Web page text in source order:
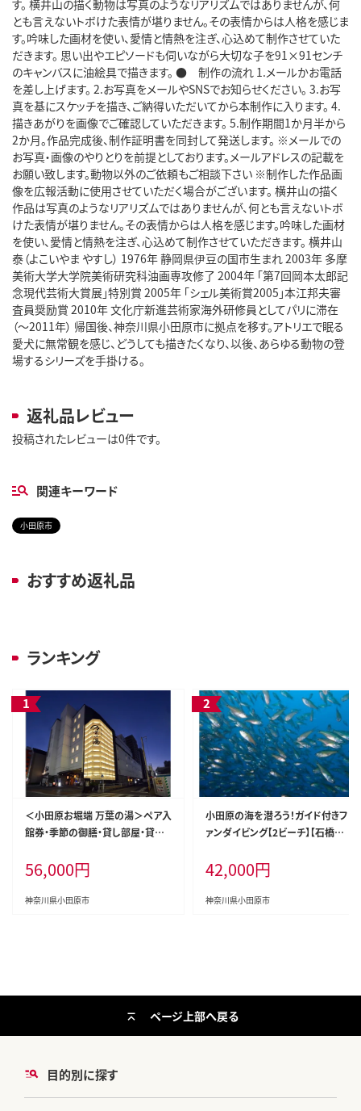
す。 横井山の描く動物は写真のようなリアリズムではありませんが、何
とも言えないトボけた表情が堪りません。その表情からは人格を感じま
す。吟味した画材を使い、愛情と情熱を注ぎ、心込めて制作させていた
だきます。 思い出やエピソードも伺いながら大切な子を91×91センチ
のキャンバスに油絵具で描きます。 ● 制作の流れ 1.メールかお電話
を差し上げます。 2.お写真をメールやSNSでお知らせください。 3.お写
真を基にスケッチを描き、ご納得いただいてから本制作に入ります。 4.
描きあがりを画像でご確認していただきます。 5.制作期間1か月半から
2か月。作品完成後、制作証明書を同封して発送します。 ※メールでの
お写真・画像のやりとりを前提としております。メールアドレスの記載を
お願い致します。動物以外のご依頼もご相談下さい ※制作した作品画
像を広報活動に使用させていただく場合がございます。 横井山の描く
作品は写真のようなリアリズムではありませんが、何とも言えないトボ
けた表情が堪りません。その表情からは人格を感じます。吟味した画材
を使い、愛情と情熱を注ぎ、心込めて制作させていただきます。 横井山
泰（よこいやま やすし） 1976年 静岡県伊豆の国市生まれ 2003年 多摩
美術大学大学院美術研究科油画専攻修了 2004年 「第7回岡本太郎記
念現代芸術大賞展」特別賞 2005年 「シェル美術賞2005」本江邦夫審
査員奨励賞 2010年 文化庁新進芸術家海外研修員としてパリに滞在
（～2011年） 帰国後、神奈川県小田原市に拠点を移す。アトリエで眠る
愛犬に無常観を感じ、どうしても描きたくなり、以後、あらゆる動物の登
場するシリーズを手掛ける。
返礼品レビュー
投稿されたレビューは0件です。
関連キーワード
小田原市
おすすめ返礼品
ランキング
＜小田原お堀端 万葉の湯＞ペア入
館券・季節の御膳・貸し部屋・貸し
節の御膳 ペア入館券 万葉の湯 小
田原お堀端 お湯 お風呂 天然温泉
日帰り お二人様 貸し部屋2時間 神
56,000円
神奈川県小田原市
小田原の海を潜ろう！ガイド付きフ
ァンダイビング【2ビーチ】【石橋ダ
ング Cカード保有者様向け 四季
折々の水中景観 ファンダイビング
豊富な生物層 神奈川県 小田原市
42,000円
神奈川県小田原市
目的別に探す
ページ上部へ戻る